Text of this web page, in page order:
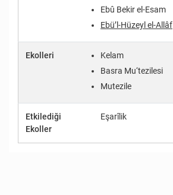
Ebû Bekir el-Esam
Ebü’l-Hüzeyl el-Allâf
Ekolleri
Kelam
Basra Mu‘tezilesi
Mutezile
Etkilediği
Ekoller
Eşarîlik